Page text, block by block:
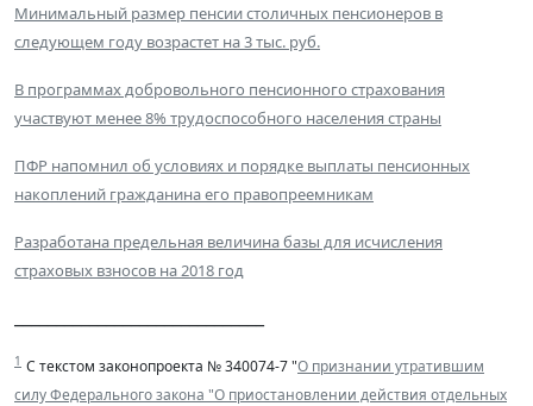
Минимальный размер пенсии столичных пенсионеров в
следующем году возрастет на 3 тыс. руб.
В программах добровольного пенсионного страхования
участвуют менее 8% трудоспособного населения страны
ПФР напомнил об условиях и порядке выплаты пенсионных
накоплений гражданина его правопреемникам
Разработана предельная величина базы для исчисления
страховых взносов на 2018 год
1 С текстом законопроекта № 340074-7 "О признании утратившим
силу Федерального закона "О приостановлении действия отдельных